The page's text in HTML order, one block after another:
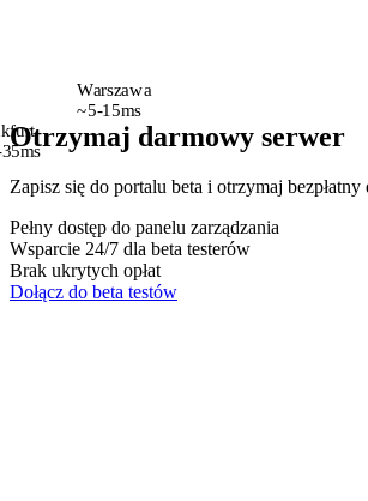
Warszawa
~5-15ms
Otrzymaj darmowy serwer
Zapisz się do portalu beta i otrzymaj bezpłatny
Pełny dostęp do panelu zarządzania
Wsparcie 24/7 dla beta testerów
Brak ukrytych opłat
Dołącz do beta testów